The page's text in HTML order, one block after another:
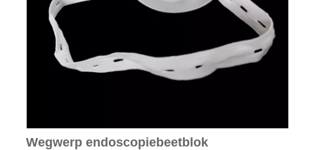
Wegwerp endoscopiebeetblok